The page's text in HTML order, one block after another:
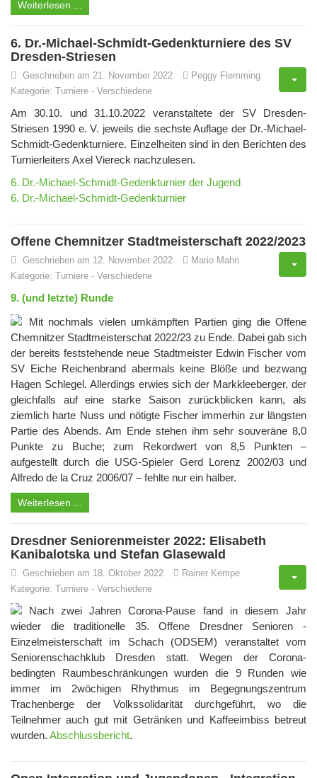
Weiterlesen ...
6. Dr.-Michael-Schmidt-Gedenkturniere des SV
Dresden-Striesen
Geschrieben am 21. November 2022
Peggy Flemming
Kategorie: Turniere - Verschiedene
Am 30.10. und 31.10.2022 veranstaltete der SV Dresden-
Striesen 1990 e. V. jeweils die sechste Auflage der Dr.-Michael-
Schmidt-Gedenkturniere. Einzelheiten sind in den Berichten des
Turnierleiters Axel Viereck nachzulesen.
6. Dr.-Michael-Schmidt-Gedenkturnier der Jugend
6. Dr.-Michael-Schmidt-Gedenkturnier
Offene Chemnitzer Stadtmeisterschaft 2022/2023
Geschrieben am 12. November 2022
Mario Mahn
Kategorie: Turniere - Verschiedene
9. (und letzte) Runde
Mit nochmals vielen umkämpften Partien ging die Offene
Chemnitzer Stadtmeisterschat 2022/23 zu Ende. Dabei gab sich
der bereits feststehende neue Stadtmeister Edwin Fischer vom
SV Eiche Reichenbrand abermals keine Blöße und bezwang
Hagen Schlegel. Allerdings erwies sich der Markkleeberger, der
gleichfalls auf eine starke Saison zurückblicken kann, als
ziemlich harte Nuss und nötigte Fischer immerhin zur längsten
Partie des Abends. Am Ende stehen ihm sehr souveräne 8,0
Punkte zu Buche; zum Rekordwert von 8,5 Punkten –
aufgestellt durch die USG-Spieler Gerd Lorenz 2002/03 und
Alfredo de la Cruz 2006/07 – fehlte nur ein halber.
Weiterlesen ...
Dresdner Seniorenmeister 2022: Elisabeth
Kanibalotska und Stefan Glasewald
Geschrieben am 18. Oktober 2022
Rainer Kempe
Kategorie: Turniere - Verschiedene
Nach zwei Jahren Corona-Pause fand in diesem Jahr
wieder die traditionelle 35. Offene Dresdner Senioren -
Einzelmeisterschaft im Schach (ODSEM) veranstaltet vom
Seniorenschachklub Dresden statt. Wegen der Corona-
bedingten Raumbeschränkungen wurden die 9 Runden wie
immer im 2wöchigen Rhythmus im Begegnungszentrum
Trachenberge der Volkssolidarität durchgeführt, wo die
Teilnehmer auch gut mit Getränken und Kaffeeimbiss betreut
wurden. Abschlussbericht.